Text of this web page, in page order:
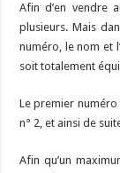
Afin d’en vendre
plusieurs. Mais
numéro, le nom et
soit totalement
Le premier
n° 2, et ainsi de
Afin qu’un